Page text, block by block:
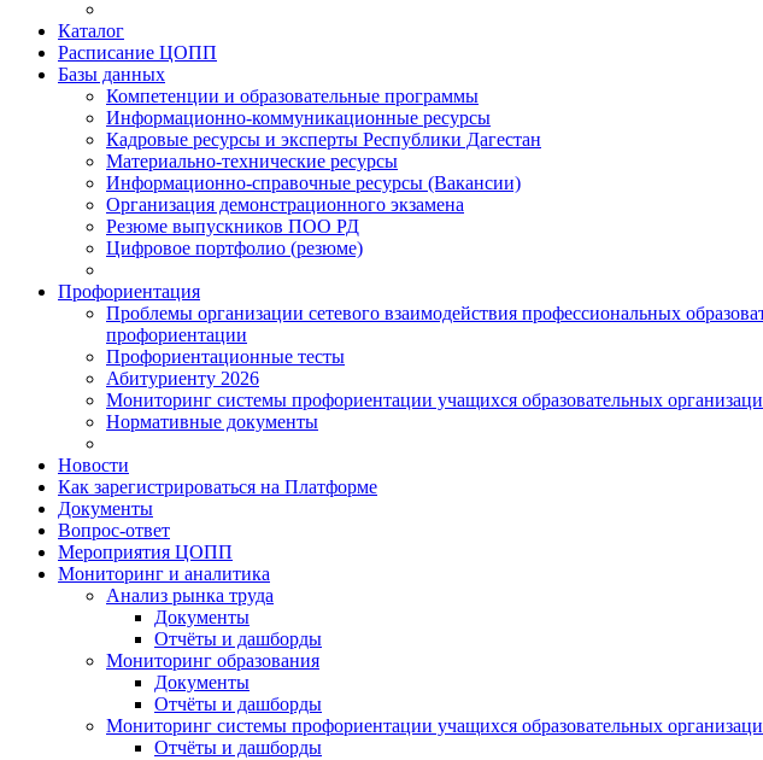
Каталог
Расписание ЦОПП
Базы данных
Компетенции и образовательные программы
Информационно-коммуникационные ресурсы
Кадровые ресурсы и эксперты Республики Дагестан
Материально-технические ресурсы
Информационно-справочные ресурсы (Вакансии)
Организация демонстрационного экзамена
Резюме выпускников ПОО РД
Цифровое портфолио (резюме)
Профориентация
Проблемы организации сетевого взаимодействия профессиональных
профориентации
Профориентационные тесты
Абитуриенту 2026
Мониторинг системы профориентации учащихся образовательных
Нормативные документы
Новости
Как зарегистрироваться на Платформе
Документы
Вопрос-ответ
Мероприятия ЦОПП
Мониторинг и аналитика
Анализ рынка труда
Документы
Отчёты и дашборды
Мониторинг образования
Документы
Отчёты и дашборды
Мониторинг системы профориентации учащихся образовательных
Отчёты и дашборды